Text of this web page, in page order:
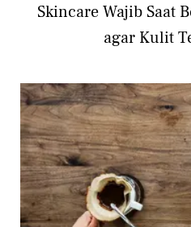
Skincare Wajib Saat
agar Kulit